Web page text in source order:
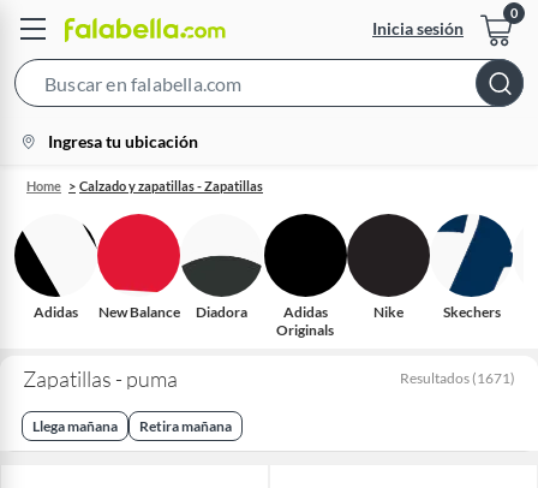
Inicia sesión
Bar
location-
icon
Ingresa tu ubicación
Home Calzado y zapatillas - Zapatillas
Adidas New Balance Diadora
Adidas
Originals
Nike Skechers
Zapatillas - puma Resultados (1671)
Llega mañana Retira mañana